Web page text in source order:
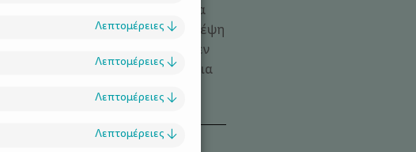
σκεφτεί να βγεις με τα παιδιά για
αλλά σε έχει σταματήσει η σκέψη
κουραστικό ή ότι τα παιδιά δεν
Η πεζοπορία δεν είναι μόνο για
υπάρχουν όμορφες ...
Λεπτομέρειες ↓
Λεπτομέρειες ↓
Λεπτομέρειες ↓
Λεπτομέρειες ↓